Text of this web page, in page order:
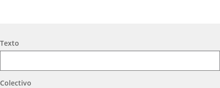
Búsqueda
Texto
Colectivo